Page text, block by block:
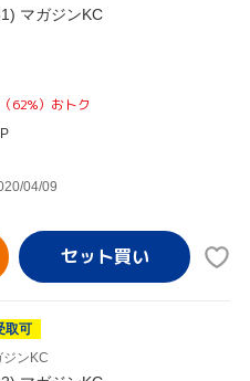
マガジンKC
62%）おトク
04/09
取可
ジンKC